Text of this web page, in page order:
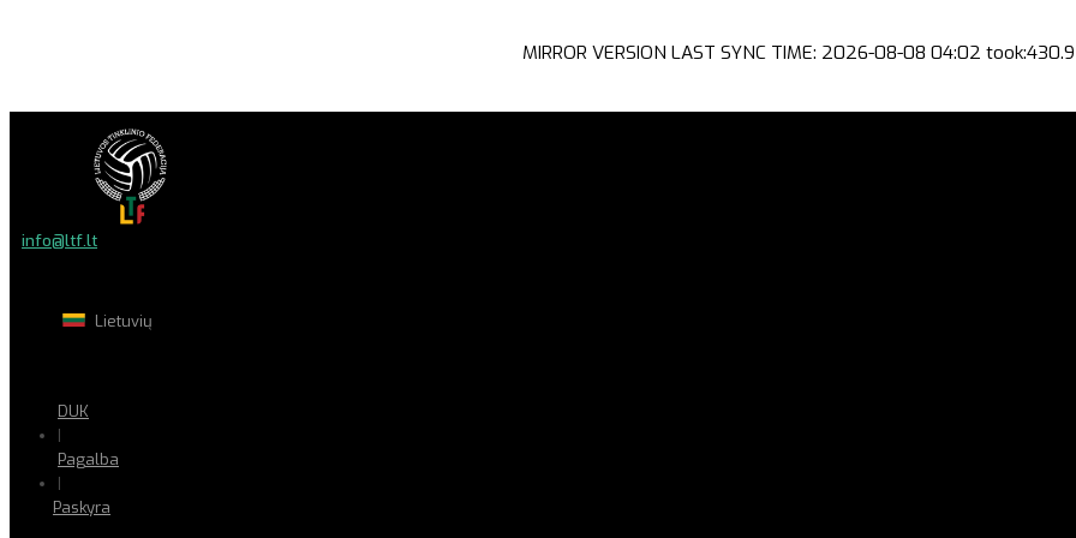
MIRROR VERSION LAST SYNC TIME: 2026-08-08 04:02
info@ltf.lt
Lietuvių
DUK
|
Pagalba
|
Paskyra